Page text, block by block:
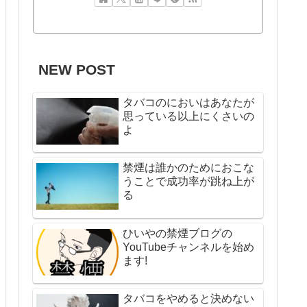
NEW POST
タバコのにおいはあなたが
思っている以上にくさいの
よ
禁煙は誰かのためにおこな
うことで成功率が跳ね上が
る
ひいやの禁煙ブログの
YouTubeチャンネルを始め
ます!
タバコをやめると決めない